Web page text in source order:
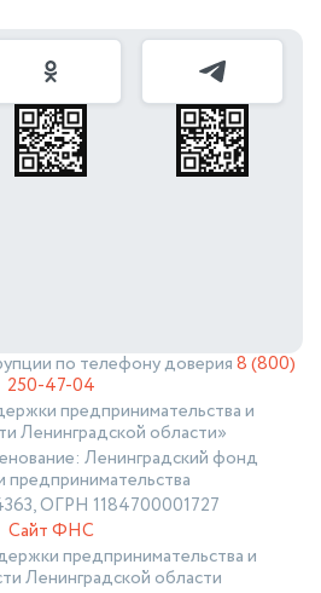
по телефону доверия8 (800)
250-47-04
предпринимательства и
Ленинградской области»
Ленинградский фонд
ОГРН 1184700001727
Сайт ФНС
предпринимательства и
Ленинградской области